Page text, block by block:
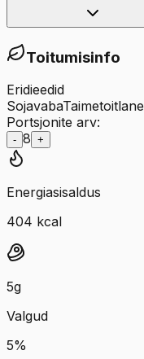
Toitumisinfo
Eridieedid
SojavabaTaimetoitlane
Portsjonite arv:
- 8 +
Energiasisaldus
404 kcal
5g
Valgud
5%